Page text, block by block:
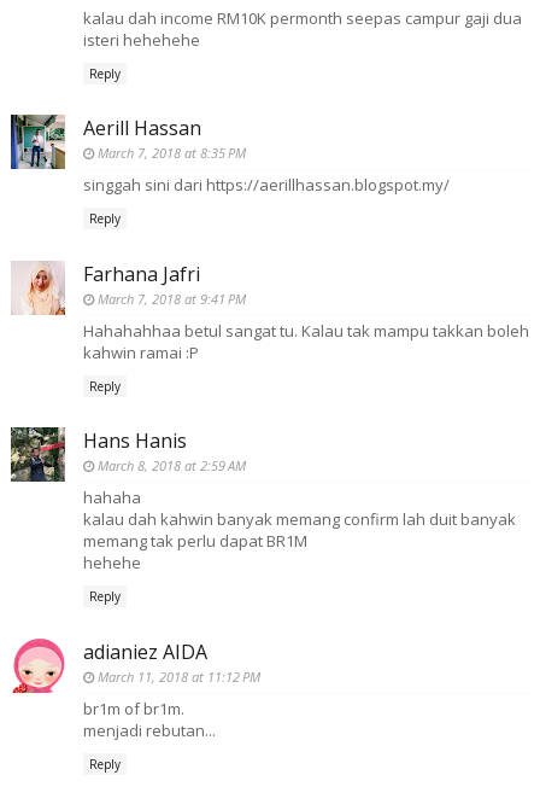
kalau dah income RM10K permonth seepas campur gaji dua
isteri hehehehe
Reply
Aerill Hassan
March 7, 2018 at 8:35 PM
singgah sini dari https://aerillhassan.blogspot.my/
Reply
Farhana Jafri
March 7, 2018 at 9:41 PM
Hahahahhaa betul sangat tu. Kalau tak mampu takkan boleh
kahwin ramai :P
Reply
Hans Hanis
March 8, 2018 at 2:59 AM
hahaha
kalau dah kahwin banyak memang confirm lah duit banyak
memang tak perlu dapat BR1M
hehehe
Reply
adianiez AIDA
March 11, 2018 at 11:12 PM
br1m of br1m.
menjadi rebutan...
Reply